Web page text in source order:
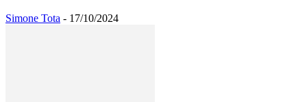
Simone Tota - 17/10/2024